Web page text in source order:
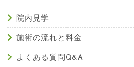
院内見学
施術の流れと料金
よくある質問Q&A